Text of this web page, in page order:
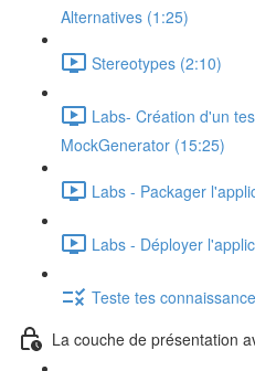
Alternatives (1:25)
Stereotypes (2:10)
Labs- Création d'un
MockGenerator (15:25)
Labs - Packager
Labs - Déployer
Teste tes
La couche de présentation